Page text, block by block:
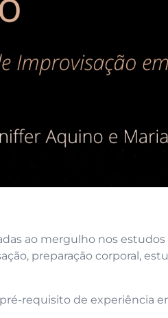
ao mergulho nos
preparação corporal,
requisito de experiência